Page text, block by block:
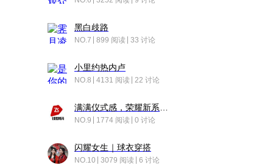
黑白歧路
NO.7 899 阅读 33 讨论
小里约热内卢
NO.8 4131 阅读 22 讨论
NO.9 1774 阅读 0 讨论
闪耀女生｜球衣穿搭
NO.10 3079 阅读 6 讨论